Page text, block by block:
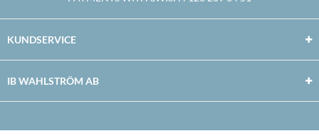
KUNDSERVICE
IB WAHLSTRÖM AB